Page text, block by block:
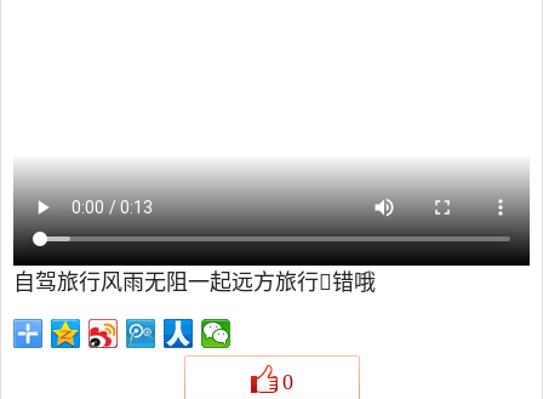
自驾旅行风雨无阻一起远方旅行错哦
0